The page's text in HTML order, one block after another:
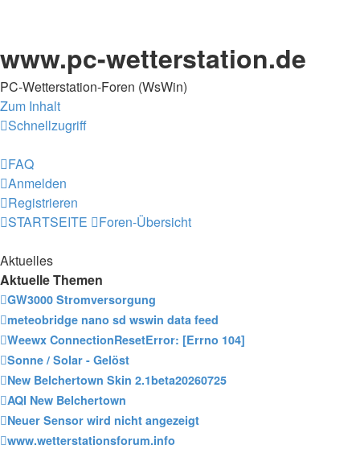
www.pc-wetterstation.de
PC-Wetterstation-Foren (WsWin)
Zum Inhalt
Schnellzugriff
FAQ
Anmelden
Registrieren
STARTSEITE
Foren-Übersicht
Aktuelles
Aktuelle Themen
GW3000 Stromversorgung
meteobridge nano sd wswin data feed
Weewx ConnectionResetError: [Errno 104]
Sonne / Solar - Gelöst
New Belchertown Skin 2.1beta20260725
AQI New Belchertown
Neuer Sensor wird nicht angezeigt
www.wetterstationsforum.info